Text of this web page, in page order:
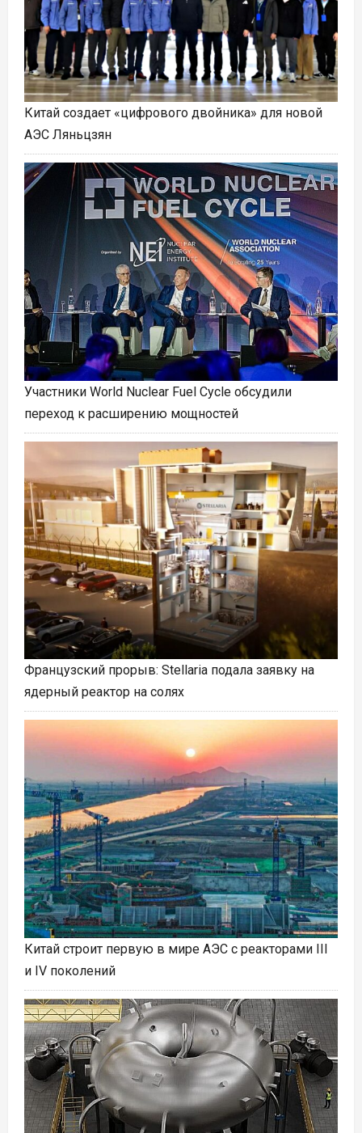
Китай создает «цифрового двойника» для новой
АЭС Ляньцзян
Участники World Nuclear Fuel Cycle обсудили
переход к расширению мощностей
Французский прорыв: Stellaria подала заявку на
ядерный реактор на солях
Китай строит первую в мире АЭС с реакторами III
и IV поколений